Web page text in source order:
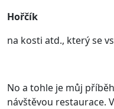
Hořčík
na kosti atd., který se
No a tohle je můj
návštěvou restaurace.